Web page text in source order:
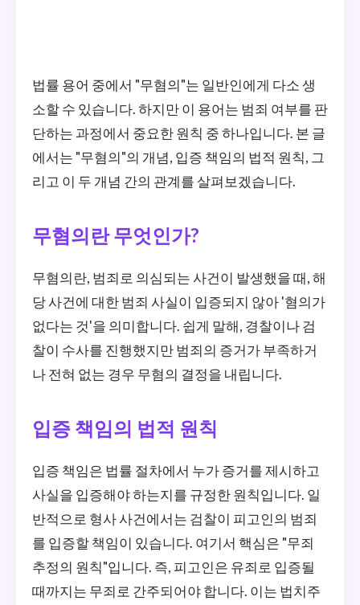
법률 용어 중에서 "무혐의"는 일반인에게 다소 생
소할 수 있습니다. 하지만 이 용어는 범죄 여부를 판
단하는 과정에서 중요한 원칙 중 하나입니다. 본 글
에서는 "무혐의"의 개념, 입증 책임의 법적 원칙, 그
리고 이 두 개념 간의 관계를 살펴보겠습니다.
무혐의란 무엇인가?
무혐의란, 범죄로 의심되는 사건이 발생했을 때, 해
당 사건에 대한 범죄 사실이 입증되지 않아 '혐의가
없다는 것'을 의미합니다. 쉽게 말해, 경찰이나 검
찰이 수사를 진행했지만 범죄의 증거가 부족하거
나 전혀 없는 경우 무혐의 결정을 내립니다.
입증 책임의 법적 원칙
입증 책임은 법률 절차에서 누가 증거를 제시하고
사실을 입증해야 하는지를 규정한 원칙입니다. 일
반적으로 형사 사건에서는 검찰이 피고인의 범죄
를 입증할 책임이 있습니다. 여기서 핵심은 "무죄
추정의 원칙"입니다. 즉, 피고인은 유죄로 입증될
때까지는 무죄로 간주되어야 합니다. 이는 법치주